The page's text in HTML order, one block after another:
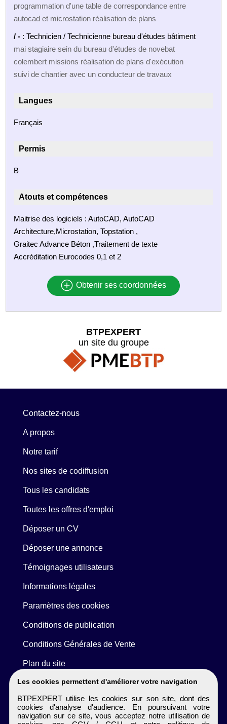
programmation d'une table de correspondance entre
autocad et microstation réalisation de plans
/ - : Technicien / Technicienne bureau d'études bâtiment
mai stagiaire sein du bureau d'études de novebat
colembert missions réalisation de plans d'exécution
suivi de chantier avec un conducteur de travaux
Langues
Français
Permis
B
Atouts et compétences
Maitrise des logiciels : AutoCAD, AutoCAD
Architecture,Microstation, Topstation ,
Graitec Advance Béton ,Traitement de texte
Accréditation Eurocodes 0,1 et 2
Obtenir ses coordonnées
Les cookies permettent d'améliorer votre navigation
BTPEXPERT utilise les cookies sur son site, dont des
cookies d'analyse d'audience. En poursuivant votre
navigation sur ce site, vous acceptez notre utilisation de
BTPEXPERT
un site du groupe
Contactez-nous
A propos
Notre tarif
Nos sites de codiffusion
Tous les candidats
Toutes les offres d'emploi
Déposer un CV
Déposer une annonce
Témoignages utilisateurs
Informations légales
Paramètres des cookies
Conditions de publication
Conditions Générales de Vente
Plan du site